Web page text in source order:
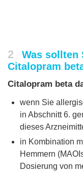
2
Was sollten
Citalopram
Citalopram beta
wenn Sie
in Abschnitt 6.
dieses
in Kombination
Hemmern
Dosierung von